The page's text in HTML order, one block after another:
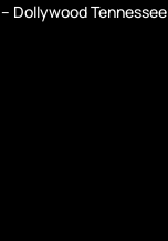
Dollywood Tennessee